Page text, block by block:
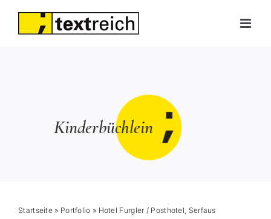
Skip
Kinderbüchlein
Startseite » Portfolio » Hotel Furgler / Posthotel, Serfaus